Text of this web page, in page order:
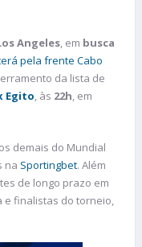
Angeles, em busca
pela frente Cabo
da lista de
Egito, às 22h, em
demais do Mundial
na Sportingbet. Além
de longo prazo em
e finalistas do torneio,